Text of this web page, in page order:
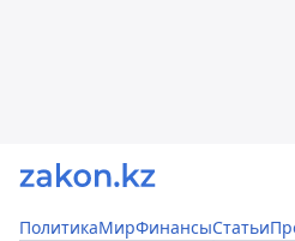
ПолитикаМирФинансыСтатьи